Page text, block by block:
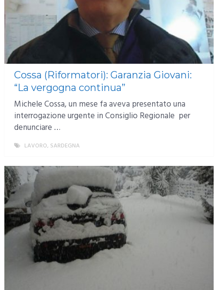
Cossa (Riformatori): Garanzia Giovani:
“La vergogna continua”
Michele Cossa, un mese fa aveva presentato una
interrogazione urgente in Consiglio Regionale per
denunciare …
LAVORO, SARDEGNA